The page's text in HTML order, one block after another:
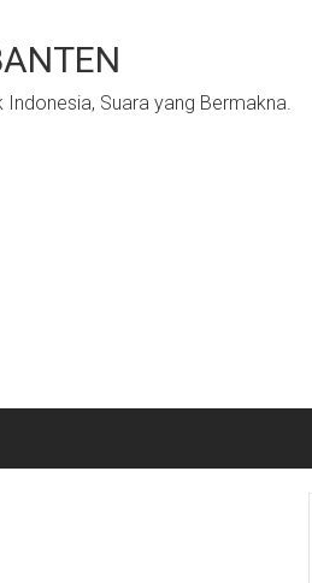
Indonesia, Suara yang Bermakna.